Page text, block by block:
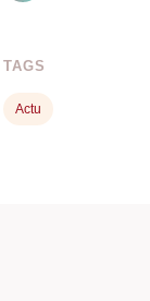
TAGS
Actu